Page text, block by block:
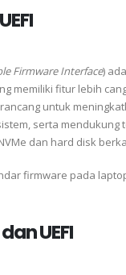
Firmware Interface)
memiliki fitur lebih
untuk
serta mendukung
dan hard disk
firmware pada
UEFI